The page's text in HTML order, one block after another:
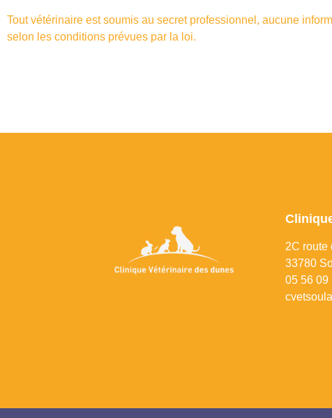
Tout vétérinaire est soumis au secret professionnel, aucune
selon les conditions prévues par la loi.
2C route
33780
05 56 09